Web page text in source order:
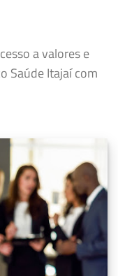
a valores e
Saúde Itajaí com